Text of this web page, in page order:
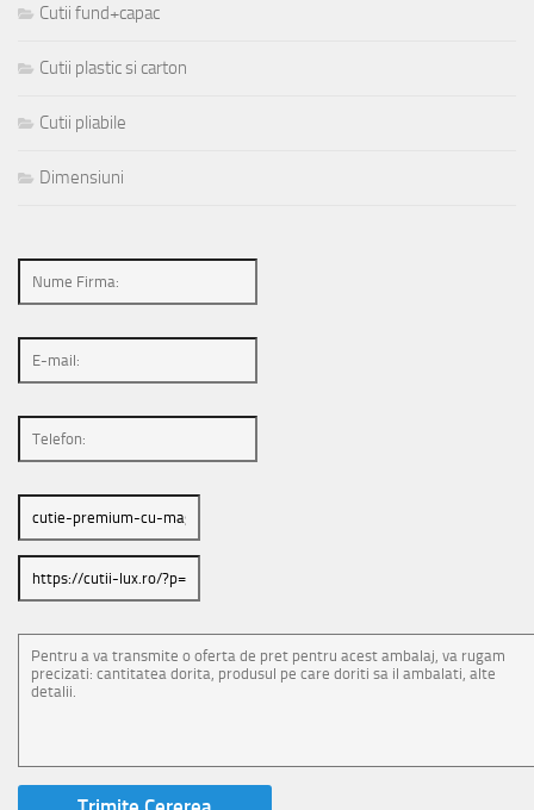
Cutii fund+capac
Cutii plastic si carton
Cutii pliabile
Dimensiuni